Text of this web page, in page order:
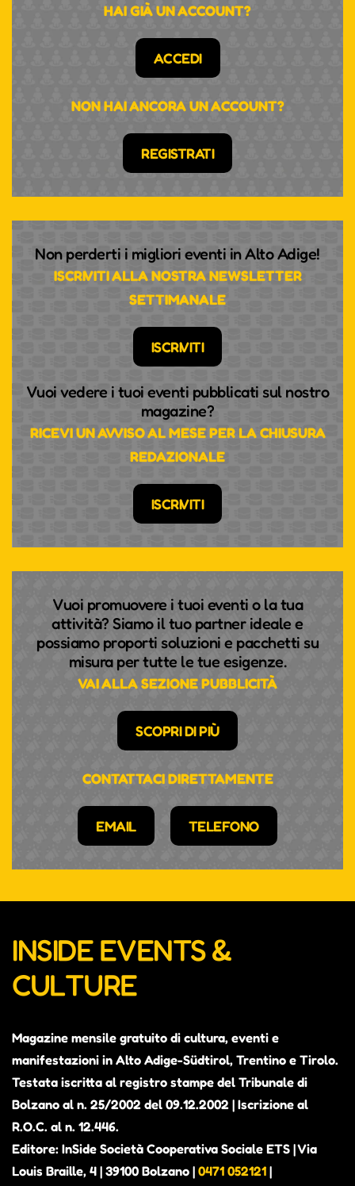
HAI GIÀ UN ACCOUNT?
ACCEDI
NON HAI ANCORA UN ACCOUNT?
REGISTRATI
Non perderti i migliori eventi in Alto Adige!
ISCRIVITI ALLA NOSTRA NEWSLETTER
SETTIMANALE
ISCRIVITI
Vuoi vedere i tuoi eventi pubblicati sul nostro
magazine?
RICEVI UN AVVISO AL MESE PER LA CHIUSURA
REDAZIONALE
ISCRIVITI
Vuoi promuovere i tuoi eventi o la tua
attività? Siamo il tuo partner ideale e
possiamo proporti soluzioni e pacchetti su
misura per tutte le tue esigenze.
VAI ALLA SEZIONE PUBBLICITÀ
SCOPRI DI PIÙ
CONTATTACI DIRETTAMENTE
EMAIL TELEFONO
INSIDE EVENTS &
CULTURE
Magazine mensile gratuito di cultura, eventi e
manifestazioni in Alto Adige-Südtirol, Trentino e Tirolo.
Testata iscritta al registro stampe del Tribunale di
Bolzano al n. 25/2002 del 09.12.2002 | Iscrizione al
R.O.C. al n. 12.446.
Editore: InSide Società Cooperativa Sociale ETS | Via
Louis Braille, 4 | 39100 Bolzano | 0471 052121 |